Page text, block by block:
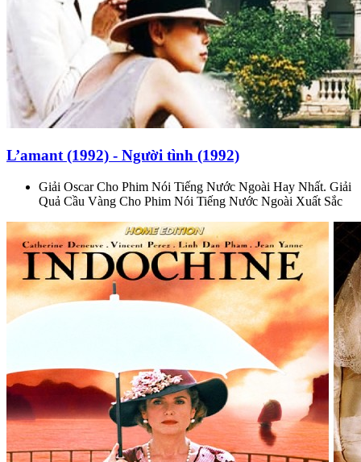
L’amant (1992) - Người tình (1992)
Giải Oscar Cho Phim Nói Tiếng Nước Ngoài Hay Nhất. Giải
Quả Cầu Vàng Cho Phim Nói Tiếng Nước Ngoài Xuất Sắc